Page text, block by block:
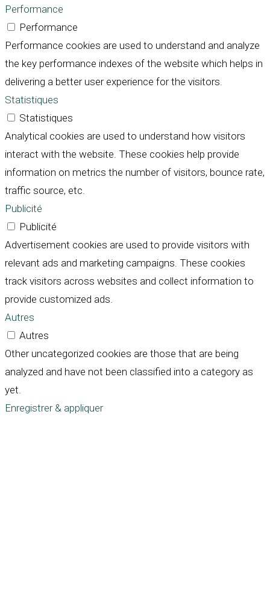
Performance
Performance
Performance cookies are used to understand and analyze
the key performance indexes of the website which helps in
delivering a better user experience for the visitors.
Statistiques
Statistiques
Analytical cookies are used to understand how visitors
interact with the website. These cookies help provide
information on metrics the number of visitors, bounce rate,
traffic source, etc.
Publicité
Publicité
Advertisement cookies are used to provide visitors with
relevant ads and marketing campaigns. These cookies
track visitors across websites and collect information to
provide customized ads.
Autres
Autres
Other uncategorized cookies are those that are being
analyzed and have not been classified into a category as
yet.
Enregistrer & appliquer